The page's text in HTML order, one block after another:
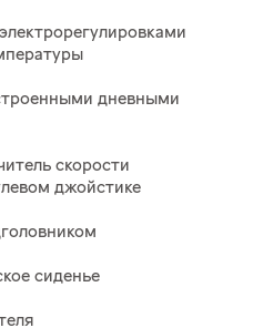
дневными
скорости
джойстике
сиденье